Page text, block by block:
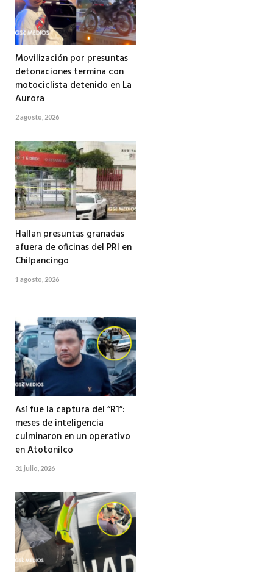
Movilización por presuntas
detonaciones termina con
motociclista detenido en La
Aurora
2 agosto, 2026
Hallan presuntas granadas
afuera de oficinas del PRI en
Chilpancingo
1 agosto, 2026
Así fue la captura del “R1”:
meses de inteligencia
culminaron en un operativo
en Atotonilco
31 julio, 2026